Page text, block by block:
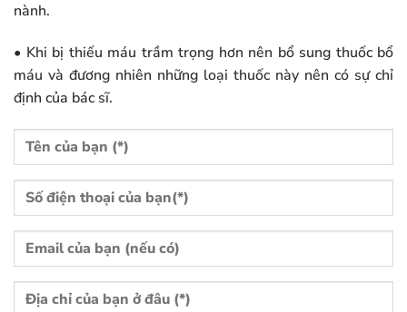
nành.
• Khi bị thiếu máu trầm trọng hơn nên bổ sung thuốc bổ
máu và đương nhiên những loại thuốc này nên có sự chỉ
định của bác sĩ.